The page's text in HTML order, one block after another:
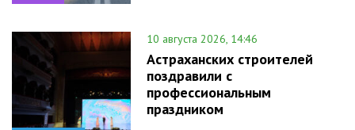
10 августа 2026, 14:46
Астраханских строителей
поздравили с
профессиональным
праздником